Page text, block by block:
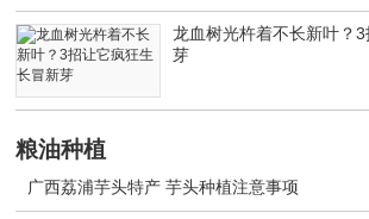
龙血树光杵着不长新叶？
芽
粮油种植
广西荔浦芋头特产 芋头种植注意事项